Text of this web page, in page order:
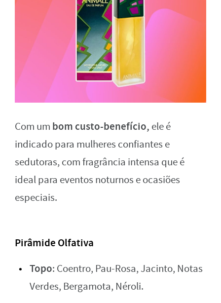
Com um bom custo-benefício, ele é
indicado para mulheres confiantes e
sedutoras, com fragrância intensa que é
ideal para eventos noturnos e ocasiões
especiais.
Pirâmide Olfativa
Topo: Coentro, Pau-Rosa, Jacinto, Notas
Verdes, Bergamota, Néroli.